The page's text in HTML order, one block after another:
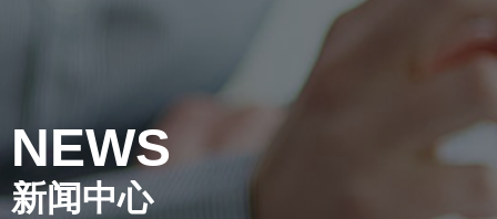
NEWS
新闻中心